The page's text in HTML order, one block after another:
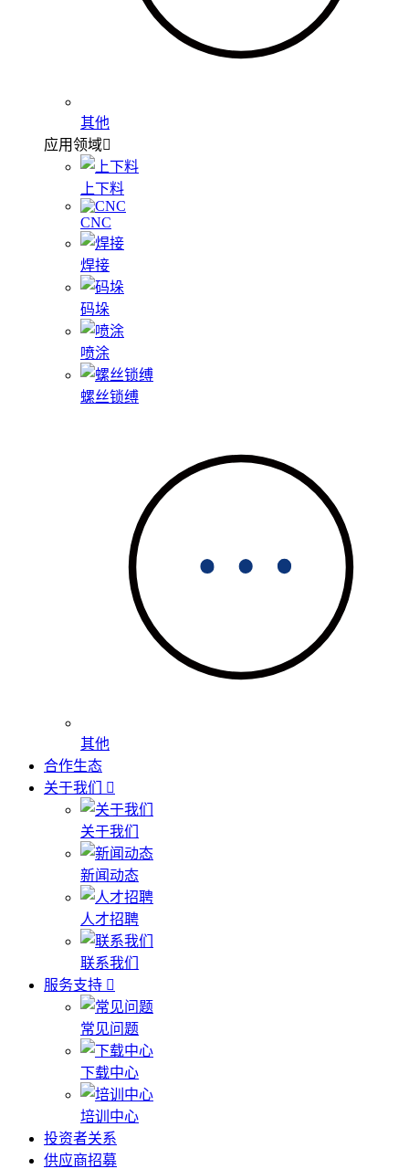
其他
应用领域
上下料
CNC
焊接
码垛
喷涂
螺丝锁缚
其他
合作生态
关于我们
关于我们
新闻动态
人才招聘
联系我们
服务支持
常见问题
下载中心
培训中心
投资者关系
供应商招募